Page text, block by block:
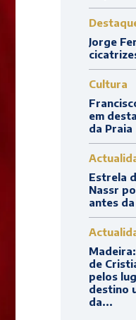
Jorge
Cultura
em
da Praia
Estrela
Nassr
antes
de
pelos
destino
da...